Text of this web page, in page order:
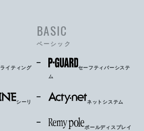
ライティング
シーリ
BASIC
ベーシック
セーフティバーシステ
ム
ネットシステム
ポールディスプレイ